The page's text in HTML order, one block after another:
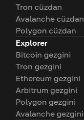
Tron cüzdan
Avalanche cüzdan
Polygon cüzdan
Explorer
Bitcoin gezgini
Tron gezgini
Ethereum gezgini
Arbitrum gezgini
Polygon gezgini
Avalanche gezgini